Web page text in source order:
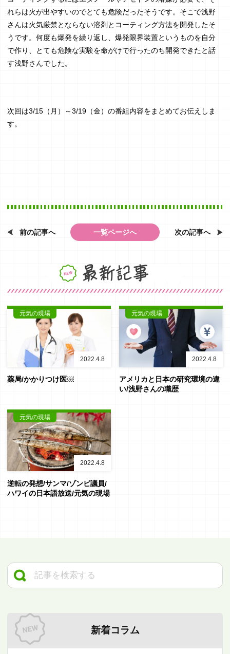
れらは火が出やすいのでとても危険だったそうです。そこで浅野
さんは火気厳禁とならない溶剤とコーティング方法を開発したそ
うです。何度も爆発を繰り返し、爆発限界装置というものを自分
で作り、とても危険な実験を命がけで行ったのち開発できたと話
す浅野さんでした。
次回は3/15（月）～3/19（金）の番組内容をまとめてお伝えしま
す。
前の記事へ 一覧ページへ 次の記事へ
最新記事
元気の現場
2022.4.8
薬局/かかりつけ医￼
元気の現場
2022.4.8
アメリカと日本の研究環境の違
い/浅野さんの職歴
元気の現場
2022.4.8
逆転の発想/サンマ/ゾンビ議員/
ハワイの日本語放送/元気の現場
新着コラム